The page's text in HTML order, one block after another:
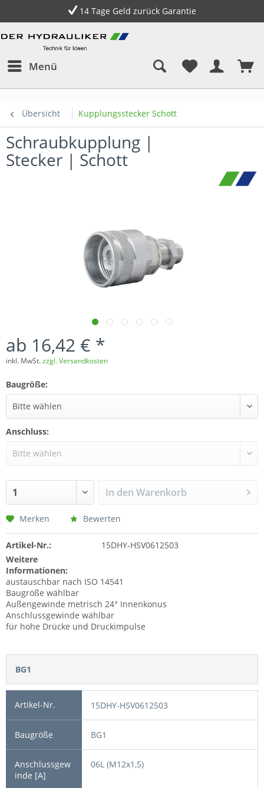
14 Tage Geld zurück Garantie
Menü
Übersicht Kupplungsstecker Schott
Schraubkupplung |
Stecker | Schott
ab 16,42 € *
inkl. MwSt.zzgl. Versandkosten
Baugröße:
Anschluss:
In den Warenkorb
Merken Bewerten
Artikel-Nr.:
15DHY-HSV0612503
Weitere
Informationen:
austauschbar nach ISO 14541
Baugröße wählbar
Außengewinde metrisch 24° Innenkonus
Anschlussgewinde wählbar
für hohe Drücke und Druckimpulse
BG1
15DHY-HSV0612503
BG1
06L (M12x1,5)